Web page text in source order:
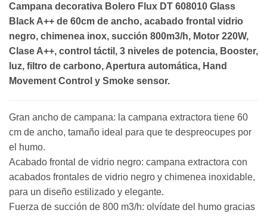
Campana decorativa Bolero Flux DT 608010 Glass
Black A++ de 60cm de ancho, acabado frontal vidrio
negro, chimenea inox, succión 800m3/h, Motor 220W,
Clase A++, control táctil, 3 niveles de potencia, Booster,
luz, filtro de carbono, Apertura automática, Hand
Movement Control y Smoke sensor.
Gran ancho de campana: la campana extractora tiene 60
cm de ancho, tamaño ideal para que te despreocupes por
el humo.
Acabado frontal de vidrio negro: campana extractora con
acabados frontales de vidrio negro y chimenea inoxidable,
para un diseño estilizado y elegante.
Fuerza de succión de 800 m3/h: olvídate del humo gracias